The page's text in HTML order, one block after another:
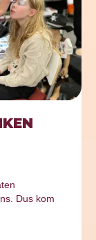
Dus kom